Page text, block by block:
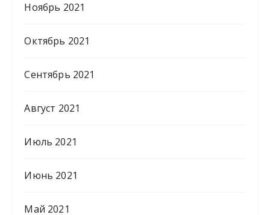
Ноябрь 2021
Октябрь 2021
Сентябрь 2021
Август 2021
Июль 2021
Июнь 2021
Май 2021